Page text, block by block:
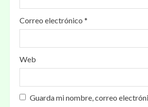
Correo electrónico *
Web
Guarda mi nombre, correo